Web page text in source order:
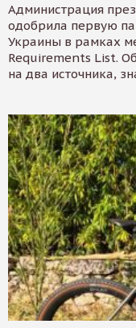
Администрация
одобрила первую
Украины в рамках
Requirements List.
на два источника,